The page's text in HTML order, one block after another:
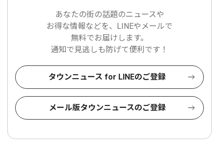
あなたの街の話題のニュースや
お得な情報などを、LINEやメールで
無料でお届けします。
通知で見逃しも防げて便利です！
タウンニュース for LINEのご登録
メール版タウンニュースのご登録